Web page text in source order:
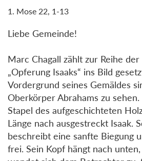
1. Mose 22, 1-13
Liebe Gemeinde!
Marc Chagall zählt zur Reihe
„Opferung Isaaks“ ins Bild
Vordergrund seines Gemäldes
Oberkörper Abrahams zu
Stapel des aufgeschichteten
Länge nach ausgestreckt Isaak.
beschreibt eine sanfte Biegung
frei. Sein Kopf hängt nach